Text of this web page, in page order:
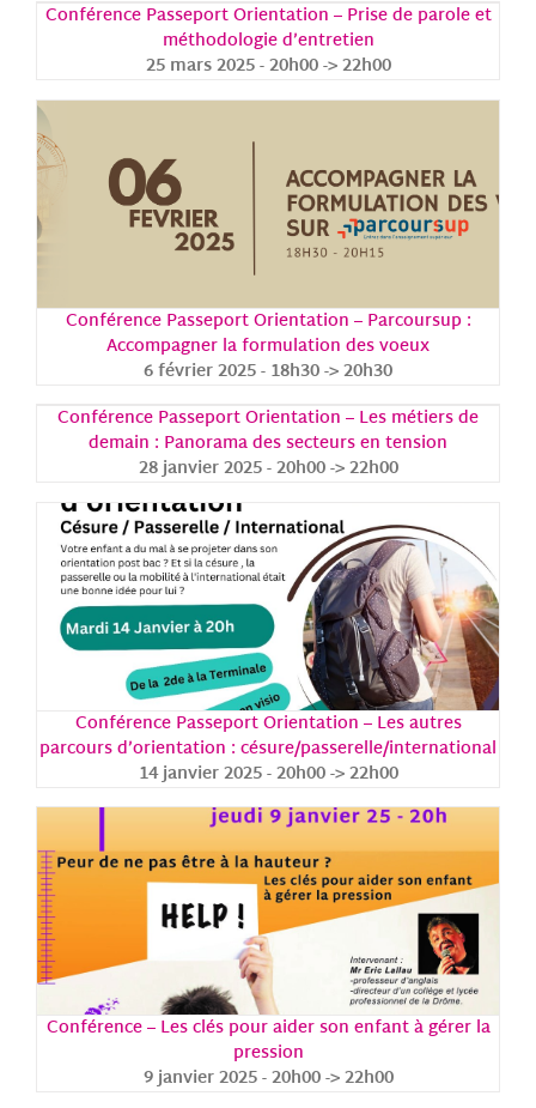
Conférence Passeport Orientation – Prise de parole et
méthodologie d’entretien
25 mars 2025 - 20h00->22h00
Conférence Passeport Orientation – Parcoursup :
Accompagner la formulation des voeux
6 février 2025 - 18h30->20h30
Conférence Passeport Orientation – Les métiers de
demain : Panorama des secteurs en tension
28 janvier 2025 - 20h00->22h00
Conférence Passeport Orientation – Les autres
parcours d’orientation : césure/passerelle/international
14 janvier 2025 - 20h00->22h00
Conférence – Les clés pour aider son enfant à gérer la
pression
9 janvier 2025 - 20h00->22h00